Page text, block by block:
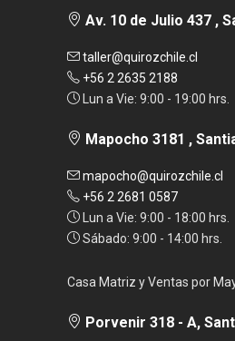
Av. 10 de Julio 437 ,
taller@quirozchile.cl
+56 2 2635 2188
Lun a Vie: 9:00 - 19:00 hrs.
Mapocho 3181 ,
mapocho@quirozchile.cl
+56 2 2681 0587
Lun a Vie: 9:00 - 18:00 hrs.
Sábado: 9:00 - 14:00 hrs.
Casa Matriz y Ventas por
Porvenir 318 - A,